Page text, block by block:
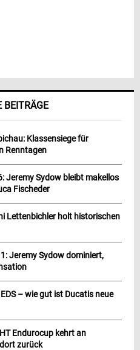
BEITRÄGE
Klassensiege für
Renntagen
Jeremy Sydow bleibt makellos
Fischeder
Lettenbichler holt historischen
Jeremy Sydow dominiert,
– wie gut ist Ducatis neue
Endurocup kehrt an
zurück